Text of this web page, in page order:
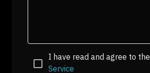
I have read and agree to the
Service